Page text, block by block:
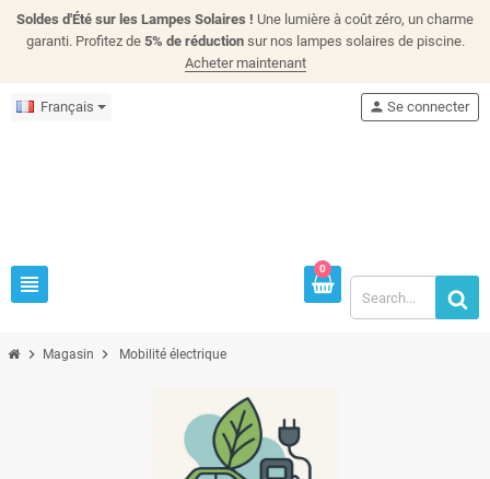
Soldes d'Été sur les Lampes Solaires ! Une lumière à coût zéro, un charme
garanti. Profitez de 5% de réductionsur nos lampes solaires de piscine.
Acheter maintenant
Français
view_headline
person Se connecter
0
chevron_right Magasin chevron_right Mobilité électrique